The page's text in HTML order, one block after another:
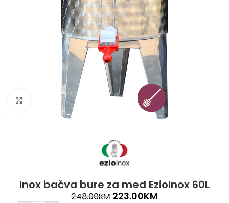
Click to enlarge
Inox bačva bure za med EzioInox 60L
248.00KM 223.00KM